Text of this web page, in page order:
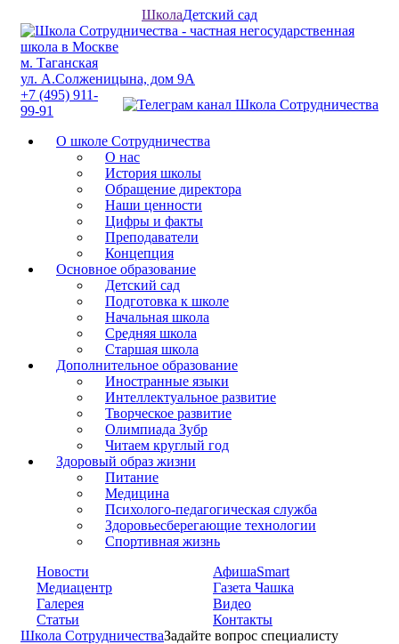
ШколаДетский сад
м. Таганская
ул. А.Солженицына, дом 9А
+7 (495) 911-
99-91
О школе Сотрудничества
О нас
История школы
Обращение директора
Наши ценности
Цифры и факты
Преподаватели
Концепция
Основное образование
Детский сад
Подготовка к школе
Начальная школа
Средняя школа
Старшая школа
Дополнительное образование
Иностранные языки
Интеллектуальное развитие
Творческое развитие
Олимпиада Зубр
Читаем круглый год
Здоровый образ жизни
Питание
Медицина
Психолого-педагогическая служба
Здоровьесберегающие технологии
Спортивная жизнь
Новости
АфишаSmart
Медиацентр
Газета Чашка
Галерея
Видео
Статьи
Контакты
Школа СотрудничестваЗадайте вопрос специалисту